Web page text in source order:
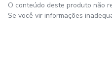
O conteúdo deste produto não
Se você vir informações